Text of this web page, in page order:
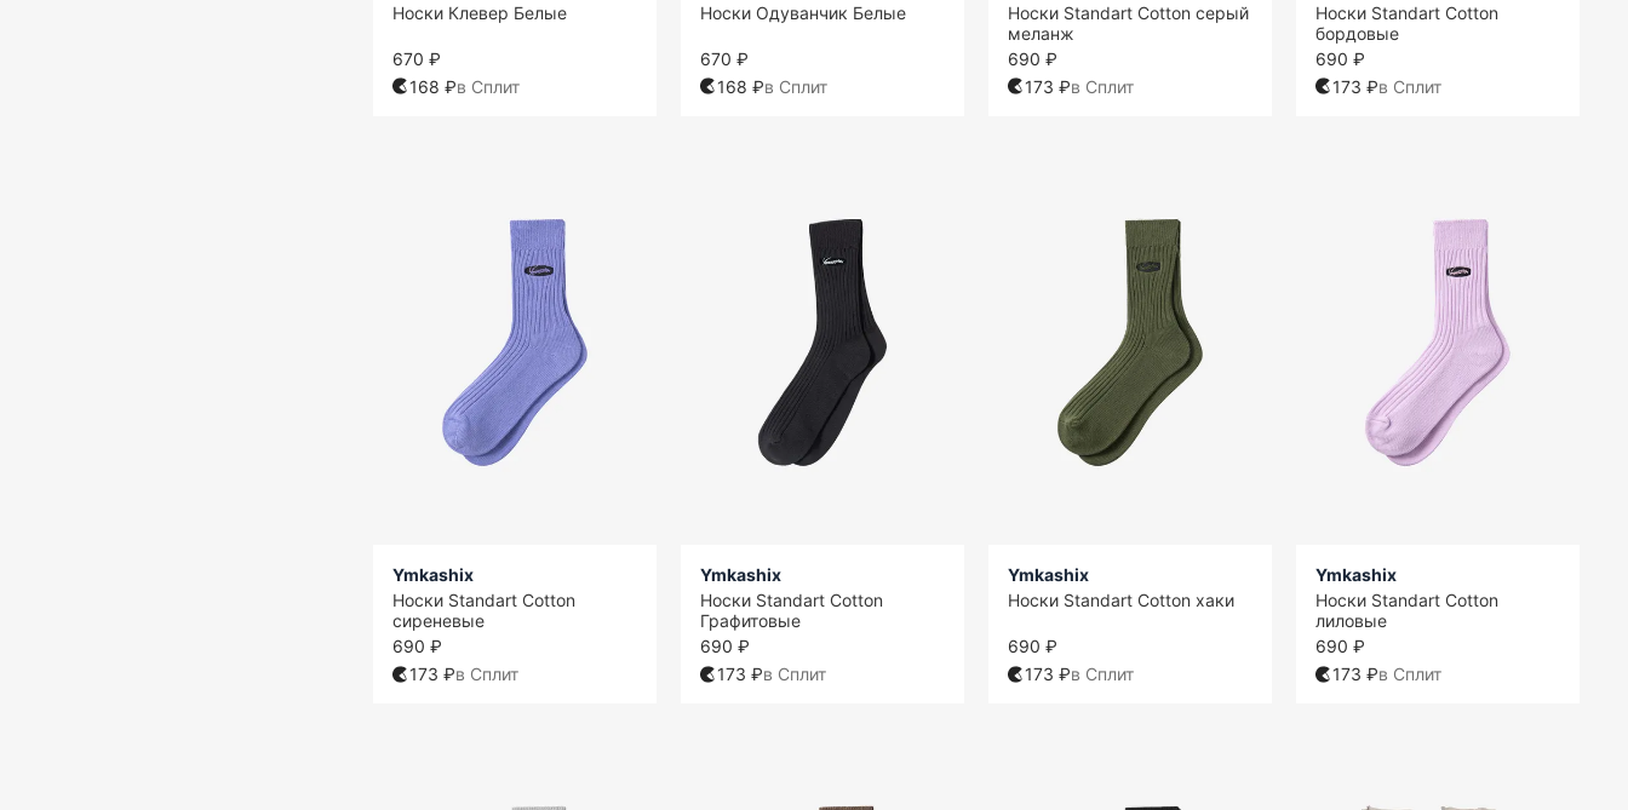
Носки Клевер Белые
670 ₽
168 ₽в Сплит
Носки Одуванчик Белые
670 ₽
168 ₽в Сплит
Носки Standart Cotton серый
меланж
690 ₽
173 ₽в Сплит
Носки Standart Cotton
бордовые
690 ₽
173 ₽в Сплит
Ymkashix
Носки Standart Cotton
сиреневые
690 ₽
173 ₽в Сплит
Ymkashix
Носки Standart Cotton
Графитовые
690 ₽
173 ₽в Сплит
Ymkashix
Носки Standart Cotton хаки
690 ₽
173 ₽в Сплит
Ymkashix
Носки Standart Cotton
лиловые
690 ₽
173 ₽в Сплит